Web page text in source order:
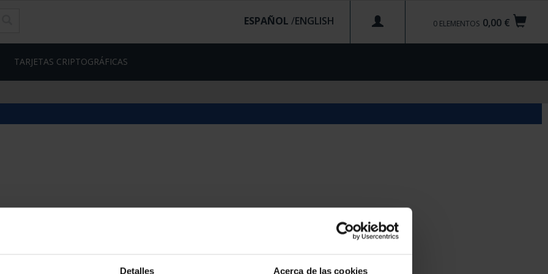
Detalles Acerca de las cookies
0,00 €
0 ELEMENTOS
ESPAÑOL /
TARJETAS CRIPTOGRÁFICAS